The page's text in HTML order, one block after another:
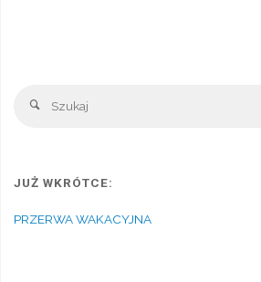
Szukaj
JUŻ WKRÓTCE:
PRZERWA WAKACYJNA